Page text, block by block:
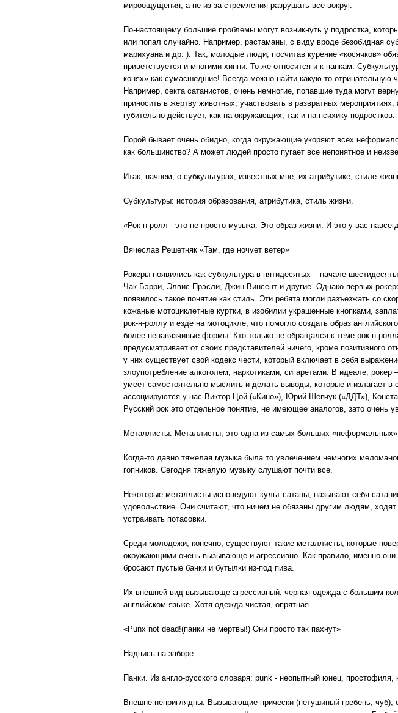
мироощущения, а не из-за стремления разрушать все вокруг.
По-настоящему большие проблемы могут возникнуть у подростка,
или попал случайно. Например, растаманы, с виду вроде безобидная
марихуана и др. ). Так, молодые люди, посчитав курение «косячков»
приветствуется и многими хиппи. То же относится и к панкам.
конях» как сумасшедшие! Всегда можно найти какую-то отрицательную
Например, секта сатанистов, очень немногие, попавшие туда могут
приносить в жертву животных, участвовать в развратных
губительно действует, как на окружающих, так и на психику подростков.
Порой бывает очень обидно, когда окружающие укоряют всех
как большинство? А может людей просто пугает все непонятное и
Итак, начнем, о субкультурах, известных мне, их атрибутике, стиле
Субкультуры: история образования, атрибутика, стиль жизни.
«Рок-н-ролл - это не просто музыка. Это образ жизни. И это у вас
Вячеслав Решетняк «Там, где ночует ветер»
Рокеры появились как субкультура в пятидесятых – начале
Чак Бэрри, Элвис Прэсли, Джин Винсент и другие. Однако первых
появилось такое понятие как стиль. Эти ребята могли разъезжать со
кожаные мотоциклетные куртки, в изобилии украшенные кнопками,
рок-н-роллу и езде на мотоцикле, что помогло создать образ
более ненавязчивые формы. Кто только не обращался к теме рок-н-
предусматривает от своих представителей ничего, кроме
у них существует свой кодекс чести, который включает в себя
злоупотребление алкоголем, наркотиками, сигаретами. В идеале,
умеет самостоятельно мыслить и делать выводы, которые и излагает
ассоциируются у нас Виктор Цой («Кино»), Юрий Шевчук («ДДТ»),
Русский рок это отдельное понятие, не имеющее аналогов, зато очень
Металлисты. Металлисты, это одна из самых больших «неформальных»
Когда-то давно тяжелая музыка была то увлечением немногих
гопников. Сегодня тяжелую музыку слушают почти все.
Некоторые металлисты исповедуют культ сатаны, называют себя
удовольствие. Они считают, что ничем не обязаны другим людям,
устраивать потасовки.
Среди молодежи, конечно, существуют такие металлисты, которые
окружающими очень вызывающе и агрессивно. Как правило, именно они
бросают пустые банки и бутылки из-под пива.
Их внешней вид вызывающе агрессивный: черная одежда с большим
английском языке. Хотя одежда чистая, опрятная.
«Punx not dead!(панки не мертвы!) Они просто так пахнут»
Надпись на заборе
Панки. Из англо-русского словаря: punk - неопытный юнец, простофиля,
Внешне неприглядны. Вызывающие прически (петушиный гребень,